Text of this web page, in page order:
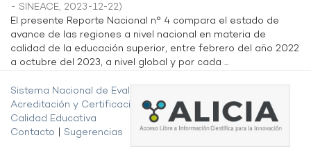
- SINEACE, 2023-12-22)
El presente Reporte Nacional n° 4 compara el estado de
avance de las regiones a nivel nacional en materia de
calidad de la educación superior, entre febrero del año 2022
a octubre del 2023, a nivel global y por cada ...
Sistema Nacional de Evaluación,
Acreditación y Certificación de la
Calidad Educativa
Contacto
Sugerencias